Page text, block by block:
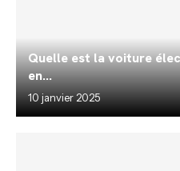
Quelle est la voiture
en...
10 janvier 2025